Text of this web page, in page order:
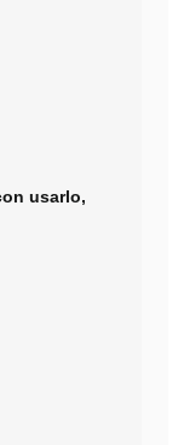
usarlo,